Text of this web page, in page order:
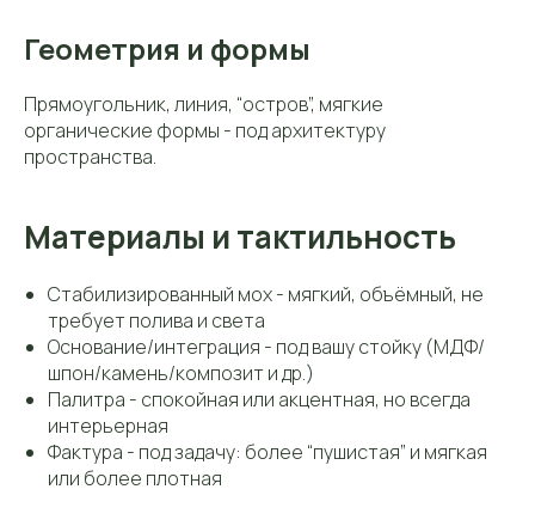
Геометрия и формы
Прямоугольник, линия, “остров”, мягкие
органические формы - под архитектуру
пространства.
Материалы и тактильность
Стабилизированный мох - мягкий, объёмный, не
требует полива и света
Основание/интеграция - под вашу стойку (МДФ/
шпон/камень/композит и др.)
Палитра - спокойная или акцентная, но всегда
интерьерная
Фактура - под задачу: более “пушистая” и мягкая
или более плотная